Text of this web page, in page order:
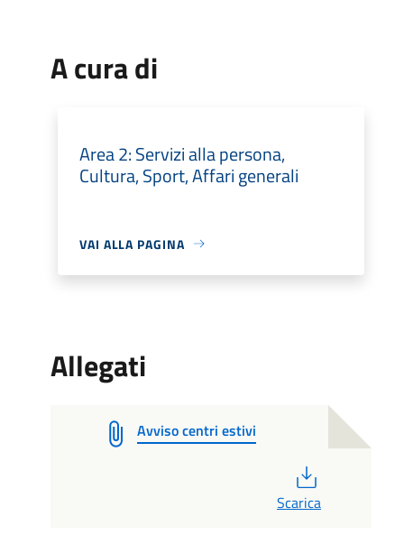
A cura di
Area 2: Servizi alla persona,
Cultura, Sport, Affari generali
VAI ALLA PAGINA
Allegati
Avviso centri estivi
Scarica